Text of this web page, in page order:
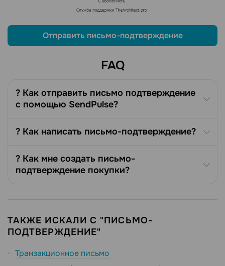
Отправить письмо-подтверждение
FAQ
? Как отправить письмо подтверждение
с помощью SendPulse?
? Как написать письмо-подтверждение?
? Как мне создать письмо-
подтверждение покупки?
ТАКЖЕ ИСКАЛИ С "ПИСЬМО-
ПОДТВЕРЖДЕНИЕ"
Транзакционное письмо